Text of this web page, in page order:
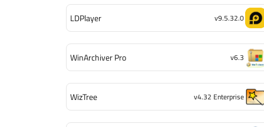
LDPlayer v9.5.32.0
WinArchiver Pro v6.3
WizTree v4.32 Enterprise